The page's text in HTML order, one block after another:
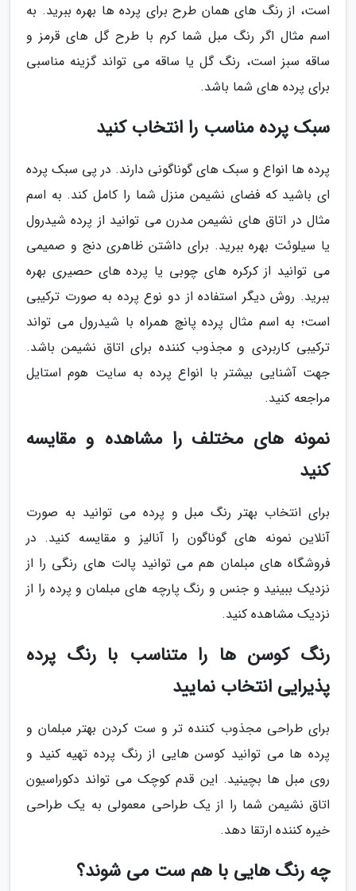
است، از رنگ های همان طرح برای پرده ها بهره ببرید. به
اسم مثال اگر رنگ مبل شما کرم با طرح گل های قرمز و
ساقه سبز است، رنگ گل یا ساقه می تواند گزینه مناسبی
برای پرده های شما باشد.
سبک پرده مناسب را انتخاب کنید
پرده ها انواع و سبک های گوناگونی دارند. در پی سبک پرده
ای باشید که فضای نشیمن منزل شما را کامل کند. به اسم
مثال در اتاق های نشیمن مدرن می توانید از پرده شیدرول
یا سیلوئت بهره ببرید. برای داشتن ظاهری دنج و صمیمی
می توانید از کرکره های چوبی یا پرده های حصیری بهره
ببرید. روش دیگر استفاده از دو نوع پرده به صورت ترکیبی
است؛ به اسم مثال پرده پانچ همراه با شیدرول می تواند
ترکیبی کاربردی و مجذوب کننده برای اتاق نشیمن باشد.
جهت آشنایی بیشتر با انواع پرده به سایت هوم استایل
مراجعه کنید.
نمونه های مختلف را مشاهده و مقایسه
کنید
برای انتخاب بهتر رنگ مبل و پرده می توانید به صورت
آنلاین نمونه های گوناگون را آنالیز و مقایسه کنید. در
فروشگاه های مبلمان هم می توانید پالت های رنگی را از
نزدیک ببینید و جنس و رنگ پارچه های مبلمان و پرده را از
نزدیک مشاهده کنید.
رنگ کوسن ها را متناسب با رنگ پرده
پذیرایی انتخاب نمایید
برای طراحی مجذوب کننده تر و ست کردن بهتر مبلمان و
پرده ها می توانید کوسن هایی از رنگ پرده تهیه کنید و
روی مبل ها بچینید. این قدم کوچک می تواند دکوراسیون
اتاق نشیمن شما را از یک طراحی معمولی به یک طراحی
خیره کننده ارتقا دهد.
چه رنگ هایی با هم ست می شوند؟